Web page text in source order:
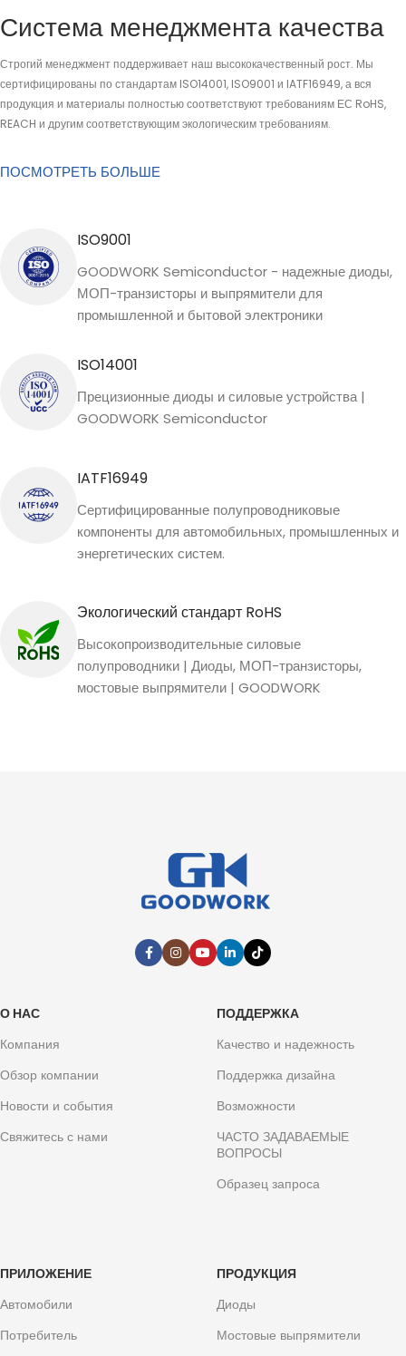
Система менеджмента качества
Строгий менеджмент поддерживает наш высококачественный рост. Мы
сертифицированы по стандартам ISO14001, ISO9001 и IATF16949, а вся
продукция и материалы полностью соответствуют требованиям ЕС RoHS,
REACH и другим соответствующим экологическим требованиям.
ПОСМОТРЕТЬ БОЛЬШЕ
ISO9001
GOODWORK Semiconductor - надежные диоды,
МОП-транзисторы и выпрямители для
промышленной и бытовой электроники
ISO14001
Прецизионные диоды и силовые устройства |
GOODWORK Semiconductor
IATF16949
Сертифицированные полупроводниковые
компоненты для автомобильных, промышленных и
энергетических систем.
Экологический стандарт RoHS
Высокопроизводительные силовые
полупроводники | Диоды, МОП-транзисторы,
мостовые выпрямители | GOODWORK
О НАС
Компания
Обзор компании
Новости и события
Свяжитесь с нами
ПОДДЕРЖКА
Качество и надежность
Поддержка дизайна
Возможности
ЧАСТО ЗАДАВАЕМЫЕ
ВОПРОСЫ
Образец запроса
ПРИЛОЖЕНИЕ
Автомобили
Потребитель
ПРОДУКЦИЯ
Диоды
Мостовые выпрямители